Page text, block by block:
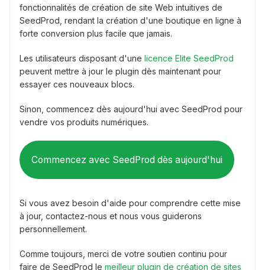
fonctionnalités de création de site Web intuitives de
SeedProd, rendant la création d'une boutique en ligne à
forte conversion plus facile que jamais.
Les utilisateurs disposant d'une licence Elite SeedProd
peuvent mettre à jour le plugin dès maintenant pour
essayer ces nouveaux blocs.
Sinon, commencez dès aujourd'hui avec SeedProd pour
vendre vos produits numériques.
Commencez avec SeedProd dès aujourd'hui
Si vous avez besoin d'aide pour comprendre cette mise
à jour, contactez-nous et nous vous guiderons
personnellement.
Comme toujours, merci de votre soutien continu pour
faire de SeedProd le meilleur plugin de création de sites